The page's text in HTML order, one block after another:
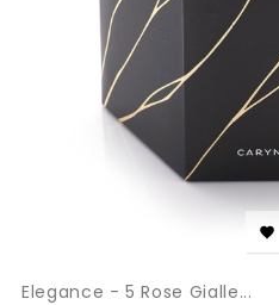

Elegance - 5 Rose Gialle...